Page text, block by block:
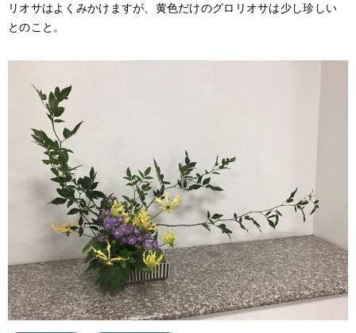
リオサはよくみかけますが、黄色だけのグロリオサは少し珍しい
とのこと。